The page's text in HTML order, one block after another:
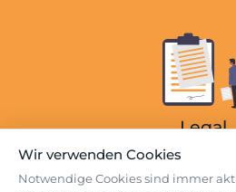
Legal
Wir verwenden Cookies
Notwendige Cookies sind immer
MPU Express
Online-
Einzel-
Webinare